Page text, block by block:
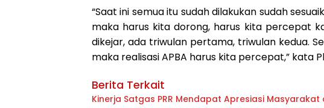
“Saat ini semua itu sudah dilakukan sudah
maka harus kita dorong, harus kita percepat
dikejar, ada triwulan pertama, triwulan kedua.
maka realisasi APBA harus kita percepat,” kata
Berita Terkait
Kinerja Satgas PRR Mendapat Apresiasi Masyarakat